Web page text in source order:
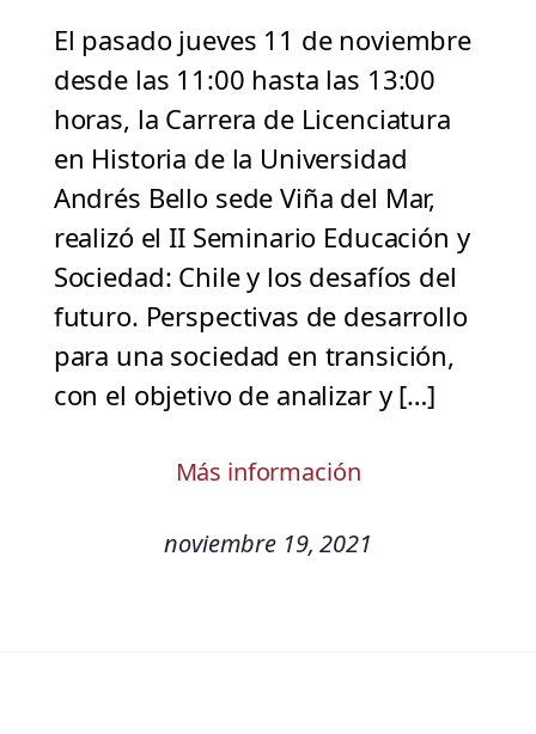
El pasado jueves 11 de noviembre
desde las 11:00 hasta las 13:00
horas, la Carrera de Licenciatura
en Historia de la Universidad
Andrés Bello sede Viña del Mar,
realizó el II Seminario Educación y
Sociedad: Chile y los desafíos del
futuro. Perspectivas de desarrollo
para una sociedad en transición,
con el objetivo de analizar y […]
Más información
noviembre 19, 2021